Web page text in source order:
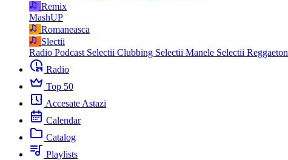
Remix
MashUP
Romaneasca
Slectii
Radio Podcast Selectii Clubbing Selectii Manele Selectii Reggaeton
Radio
Top 50
Accesate Astazi
Calendar
Catalog
Playlists